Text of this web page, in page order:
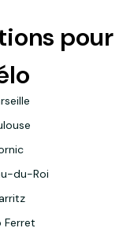
pour
du-Roi
Ferret